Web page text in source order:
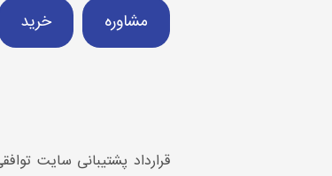
مشاوره خرید
قرارداد پشتیبانی سایت